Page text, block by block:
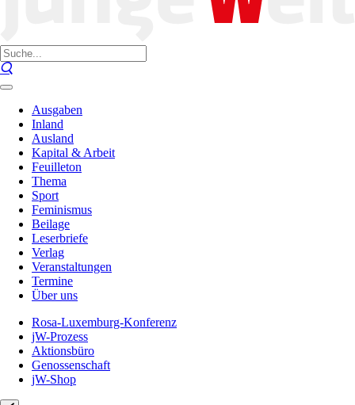
Ausgaben
Inland
Ausland
Kapital & Arbeit
Feuilleton
Thema
Sport
Feminismus
Beilage
Leserbriefe
Verlag
Veranstaltungen
Termine
Über uns
Rosa-Luxemburg-Konferenz
jW-Prozess
Aktionsbüro
Genossenschaft
jW-Shop